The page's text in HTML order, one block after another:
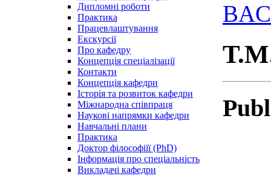
Дипломні роботи
Практика
Працевлаштування
Екскурсії
Про кафедру
Концепція спеціалізації
Контакти
Концепція кафедри
Історія та розвиток кафедри
Міжнародна співпраця
Наукові напрямки кафедри
Навчальні плани
Практика
Доктор філософіїї (PhD)
Інформація про спеціальність
Викладачі кафедри